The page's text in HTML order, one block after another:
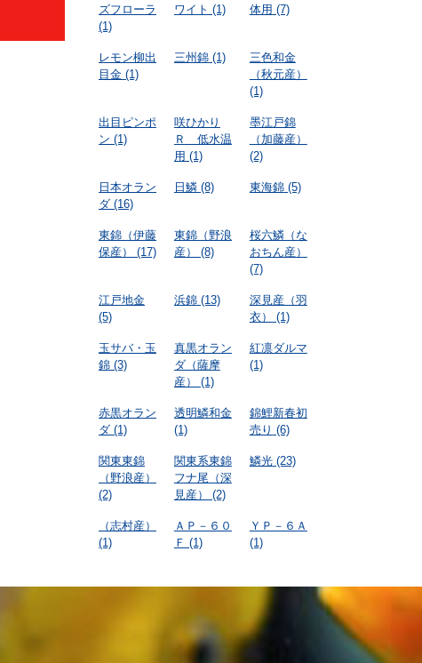
ズフローラ
(1)
ワイト (1)
体用 (7)
レモン柳出
目金 (1)
三州錦(1)
三色和金
（秋元産）
(1)
出目ピンポ
ン (1)
咲ひかり
Ｒ 低水温
用 (1)
墨江戸錦
（加藤産）
(2)
日本オラン
ダ (16)
日鱗(8) 東海錦(5)
東錦（伊藤
保産）
(17)
東錦（野浪
産）
(8)
桜六鱗（な
おちん産）
(7)
江戸地金
(5)
浜錦(13)
深見産（羽
衣）
(1)
玉サバ・玉
錦 (3)
真黒オラン
ダ（薩摩
産）
(1)
紅凛ダルマ
(1)
赤黒オラン
ダ (1)
透明鱗和金
(1)
錦鯉新春初
売り (6)
関東東錦
（野浪産）
(2)
関東系東錦
フナ尾（深
見産）
(2)
鱗光(23)
（志村産）
(1)
ＡＰ－６０
Ｆ (1)
ＹＰ－６Ａ
(1)